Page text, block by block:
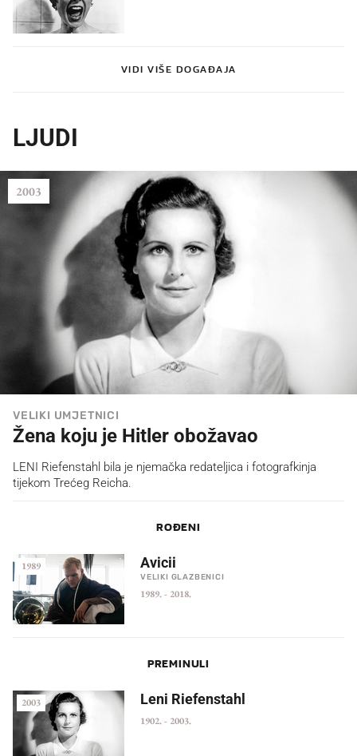
VIDI VIŠE DOGAĐAJA
LJUDI
VELIKI UMJETNICI
Žena koju je Hitler obožavao
2003
LENI Riefenstahl bila je njemačka redateljica i fotografkinja
tijekom Trećeg Reicha.
ROĐENI
Avicii
VELIKI GLAZBENICI
1989.- 2018.
1989
PREMINULI
Leni Riefenstahl
1902.- 2003.
2003